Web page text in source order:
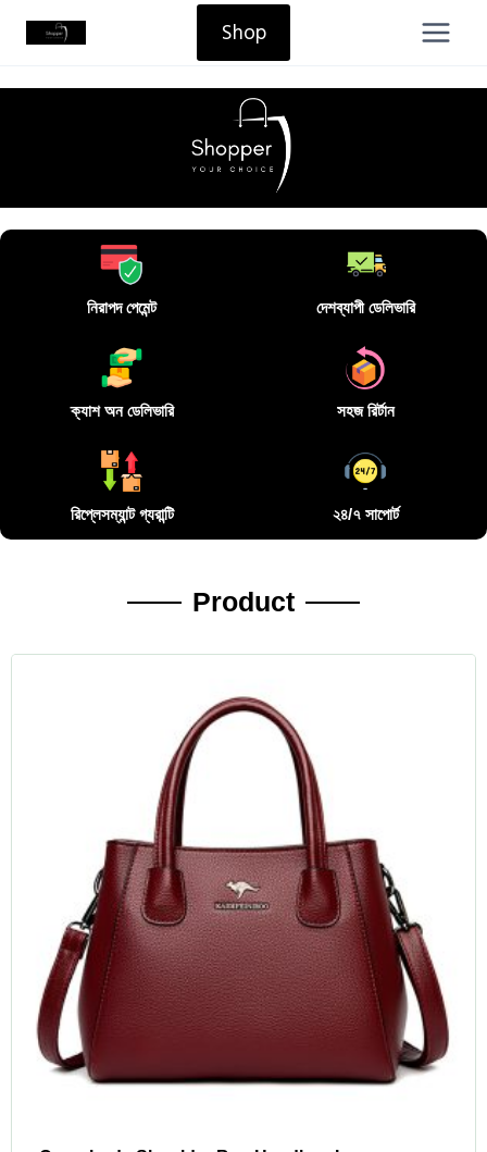
Shop
নিরাপদ পেমেন্ট দেশব্যাপী ডেলিভারি
ক্যাশ অন ডেলিভারি সহজ রির্টান
রিপ্লেসম্যান্ট গ্যরান্টি ২৪/৭ সাপোর্ট
Product